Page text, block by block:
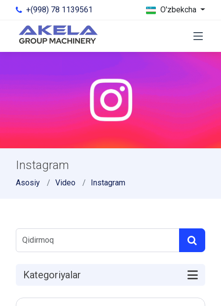
+(998) 78 1139561 O'zbekcha
Instagram
Asosiy Video Instagram
Kategoriyalar